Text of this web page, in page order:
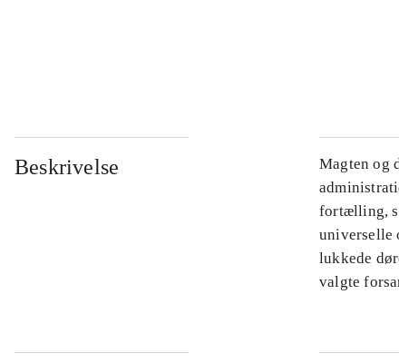
Beskrivelse
Magten og
fortælling,
universelle
lukkede
valgte